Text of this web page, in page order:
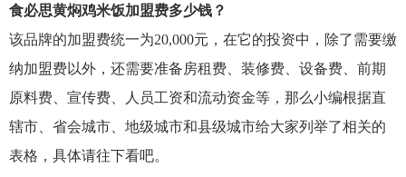
食必思黄焖鸡米饭加盟费多少钱？
该品牌的加盟费统一为20,000元，在它的投资中，除了需要缴
纳加盟费以外，还需要准备房租费、装修费、设备费、前期
原料费、宣传费、人员工资和流动资金等，那么小编根据直
辖市、省会城市、地级城市和县级城市给大家列举了相关的
表格，具体请往下看吧。